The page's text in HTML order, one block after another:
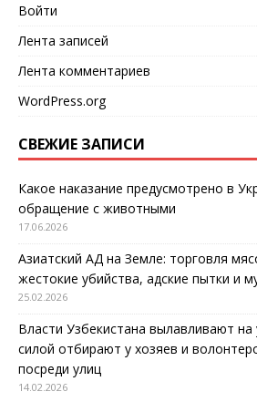
Войти
Лента записей
Лента комментариев
WordPress.org
СВЕЖИЕ ЗАПИСИ
Какое наказание предусмотрено в
обращение с животными
17.06.2026
Азиатский АД на Земле: торговля
жестокие убийства, адские пытки и
25.02.2026
Власти Узбекистана вылавливают
силой отбирают у хозяев и
посреди улиц
14.02.2026